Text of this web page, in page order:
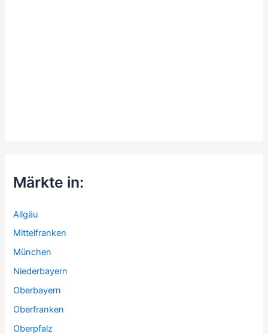
Märkte in:
Allgäu
Mittelfranken
München
Niederbayern
Oberbayern
Oberfranken
Oberpfalz